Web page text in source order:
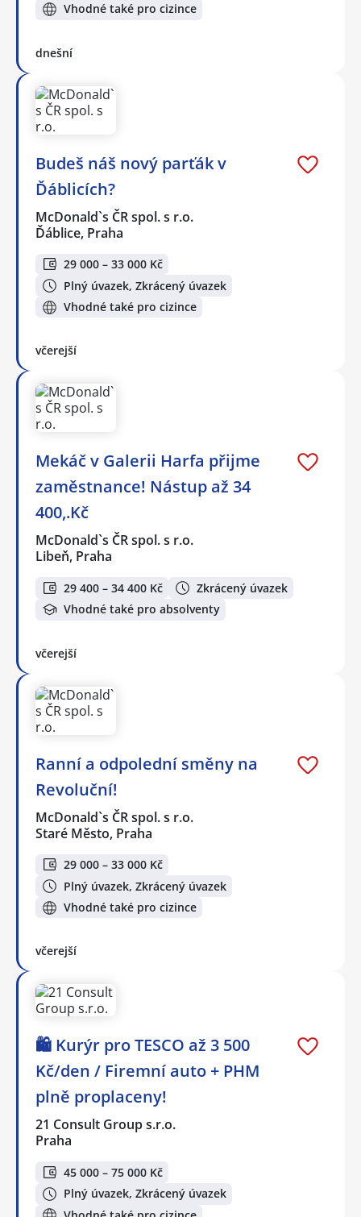
Vhodné také pro cizince
dnešní
Budeš náš nový parťák v
Ďáblicích?
McDonald`s ČR spol. s r.o.
Ďáblice, Praha
29 000 – 33 000 Kč
Plný úvazek, Zkrácený úvazek
Vhodné také pro cizince
včerejší
Mekáč v Galerii Harfa přijme
zaměstnance! Nástup až 34
400,.Kč
McDonald`s ČR spol. s r.o.
Libeň, Praha
29 400 – 34 400 Kč
Zkrácený úvazek
Vhodné také pro absolventy
včerejší
Ranní a odpolední směny na
Revoluční!
McDonald`s ČR spol. s r.o.
Staré Město, Praha
29 000 – 33 000 Kč
Plný úvazek, Zkrácený úvazek
Vhodné také pro cizince
včerejší
🛍️ Kurýr pro TESCO až 3 500
Kč/den / Firemní auto + PHM
plně proplaceny!
21 Consult Group s.r.o.
Praha
45 000 – 75 000 Kč
Plný úvazek, Zkrácený úvazek